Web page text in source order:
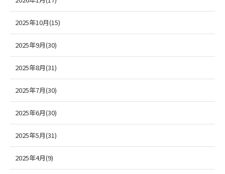
2025年10月(15)
2025年9月(30)
2025年8月(31)
2025年7月(30)
2025年6月(30)
2025年5月(31)
2025年4月(9)